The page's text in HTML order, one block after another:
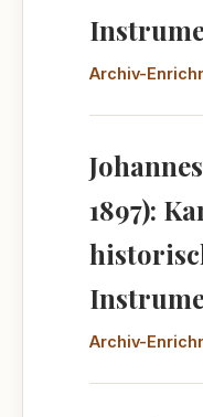
Archiv-
1897):
Archiv-